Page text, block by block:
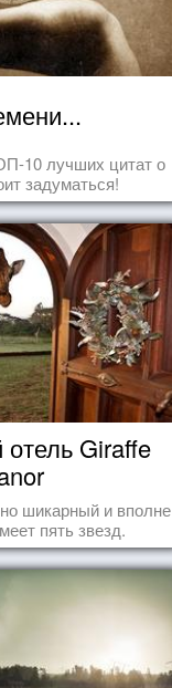
10 лучших цитат о
задуматься!
Giraffe
шикарный и вполне
пять звезд.